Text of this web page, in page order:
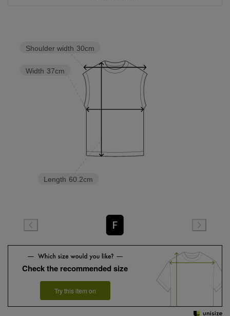
Length 60.2cm
Width 37cm
Shoulder width 30cm
F
Check the recommended size
Try this item on